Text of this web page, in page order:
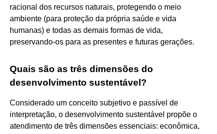
racional dos recursos naturais, protegendo o meio
ambiente (para proteção da própria saúde e vida
humanas) e todas as demais formas de vida,
preservando-os para as presentes e futuras gerações.
Quais são as três dimensões do
desenvolvimento sustentável?
Considerado um conceito subjetivo e passível de
interpretação, o desenvolvimento sustentável propõe o
atendimento de três dimensões essenciais: econômica,